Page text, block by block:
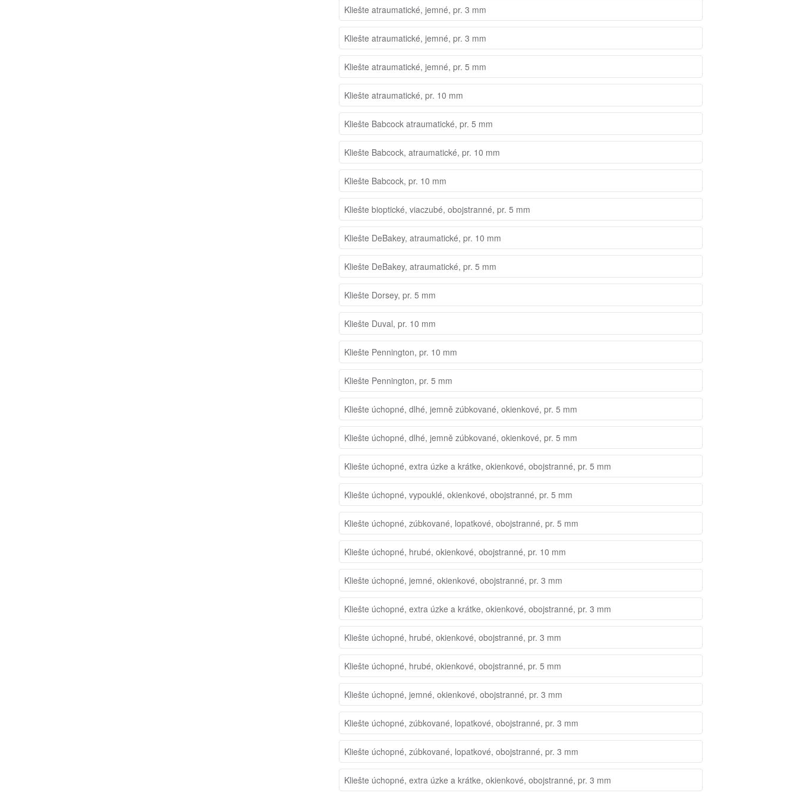
Kliešte atraumatické, jemné, pr. 3 mm
Kliešte atraumatické, jemné, pr. 3 mm
Kliešte atraumatické, jemné, pr. 5 mm
Kliešte atraumatické, pr. 10 mm
Kliešte Babcock atraumatické, pr. 5 mm
Kliešte Babcock, atraumatické, pr. 10 mm
Kliešte Babcock, pr. 10 mm
Kliešte bioptické, viaczubé, obojstranné, pr. 5 mm
Kliešte DeBakey, atraumatické, pr. 10 mm
Kliešte DeBakey, atraumatické, pr. 5 mm
Kliešte Dorsey, pr. 5 mm
Kliešte Duval, pr. 10 mm
Kliešte Pennington, pr. 10 mm
Kliešte Pennington, pr. 5 mm
Kliešte úchopné, dlhé, jemně zúbkované, okienkové, pr. 5 mm
Kliešte úchopné, dlhé, jemně zúbkované, okienkové, pr. 5 mm
Kliešte úchopné, extra úzke a krátke, okienkové, obojstranné, pr. 5 mm
Kliešte úchopné, vypouklé, okienkové, obojstranné, pr. 5 mm
Kliešte úchopné, zúbkované, lopatkové, obojstranné, pr. 5 mm
Kliešte úchopné, hrubé, okienkové, obojstranné, pr. 10 mm
Kliešte úchopné, jemné, okienkové, obojstranné, pr. 3 mm
Kliešte úchopné, extra úzke a krátke, okienkové, obojstranné, pr. 3 mm
Kliešte úchopné, hrubé, okienkové, obojstranné, pr. 3 mm
Kliešte úchopné, hrubé, okienkové, obojstranné, pr. 5 mm
Kliešte úchopné, jemné, okienkové, obojstranné, pr. 3 mm
Kliešte úchopné, zúbkované, lopatkové, obojstranné, pr. 3 mm
Kliešte úchopné, zúbkované, lopatkové, obojstranné, pr. 3 mm
Kliešte úchopné, extra úzke a krátke, okienkové, obojstranné, pr. 3 mm